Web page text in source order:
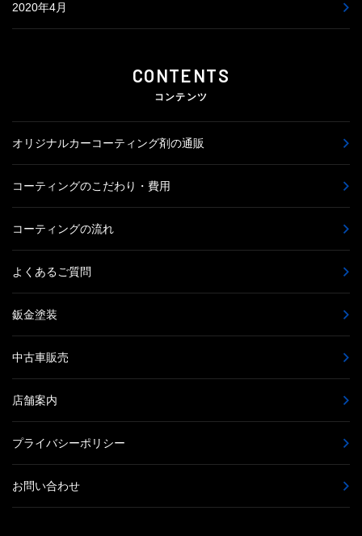
2020年4月
CONTENTS
コンテンツ
オリジナルカーコーティング剤の通販
コーティングのこだわり・費用
コーティングの流れ
よくあるご質問
鈑金塗装
中古車販売
店舗案内
プライバシーポリシー
お問い合わせ